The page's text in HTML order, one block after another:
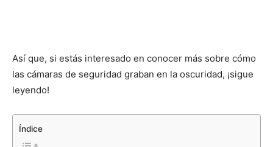
Así que, si estás interesado en conocer más sobre cómo
las cámaras de seguridad graban en la oscuridad, ¡sigue
leyendo!
Índice